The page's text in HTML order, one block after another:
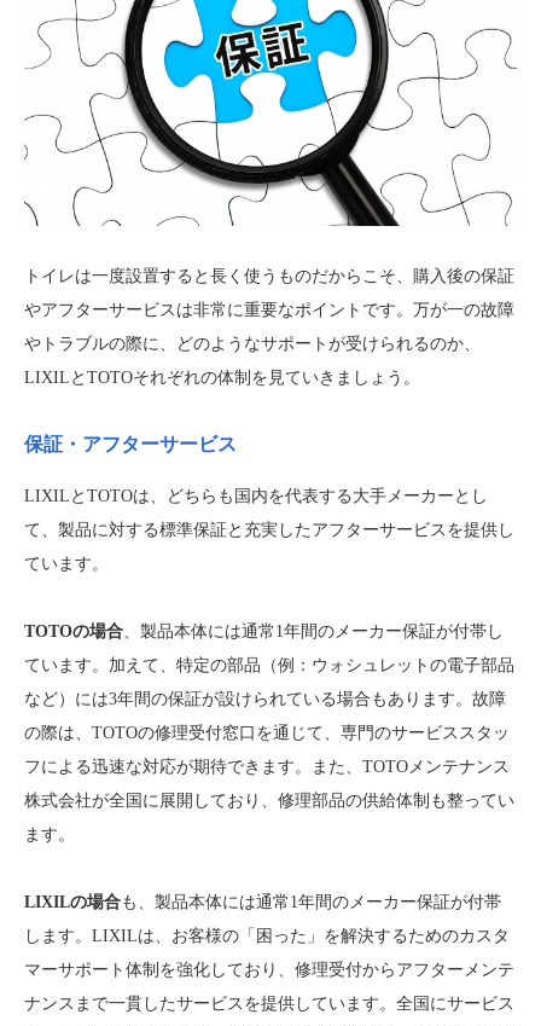
トイレは一度設置すると長く使うものだからこそ、購入後の保証
やアフターサービスは非常に重要なポイントです。万が一の故障
やトラブルの際に、どのようなサポートが受けられるのか、
LIXILとTOTOそれぞれの体制を見ていきましょう。
保証・アフターサービス
LIXILとTOTOは、どちらも国内を代表する大手メーカーとし
て、製品に対する標準保証と充実したアフターサービスを提供し
ています。
TOTOの場合 、製品本体には通常1年間のメーカー保証が付帯し
ています。加えて、特定の部品（例：ウォシュレットの電子部品
など）には3年間の保証が設けられている場合もあります。故障
の際は、TOTOの修理受付窓口を通じて、専門のサービススタッ
フによる迅速な対応が期待できます。また、TOTOメンテナンス
株式会社が全国に展開しており、修理部品の供給体制も整ってい
ます。
LIXILの場合も、製品本体には通常1年間のメーカー保証が付帯
します。LIXILは、お客様の「困った」を解決するためのカスタ
マーサポート体制を強化しており、修理受付からアフターメンテ
ナンスまで一貫したサービスを提供しています。全国にサービス